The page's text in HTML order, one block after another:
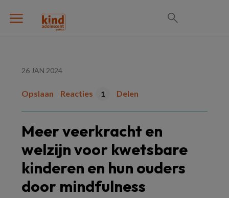
26 JAN 2024
Opslaan Reacties 1 Delen
Meer veerkracht en
welzijn voor kwetsbare
kinderen en hun ouders
door mindfulness